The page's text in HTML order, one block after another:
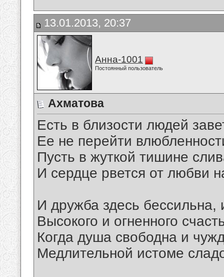
13.01.2013, 20:37
Анна-1001
Постоянный пользователь
Ахматова
Есть в близости людей
Ее не перейти
Пусть в жуткой тишине
И сердце рвется от любви
И дружба здесь бессильна,
Высокого и огненного
Когда душа свободна и
Медлительной истоме